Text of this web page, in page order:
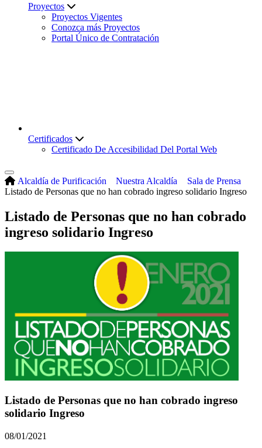
Proyectos
Proyectos Vigentes
Conozca más Proyectos
Portal Único de Contratación
Certificados
Certificado De Accesibilidad Del Portal Web
Alcaldía de Purificación Nuestra Alcaldía
Sala de Prensa
Listado de Personas que no han cobrado ingreso solidario Ingreso
Listado de Personas que no han cobrado
ingreso solidario Ingreso
Listado de Personas que no han cobrado ingreso
solidario Ingreso
08/01/2021